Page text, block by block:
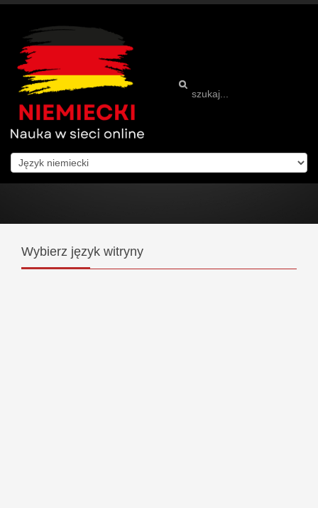
Wybierz język witryny